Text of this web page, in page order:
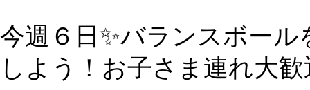
今週６日✨バランスボー
しよう！お子さま連れ大